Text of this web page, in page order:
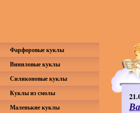
Фарфоровые куклы
Виниловые куклы
Силиконовые куклы
Куклы из смолы
Маленькие куклы